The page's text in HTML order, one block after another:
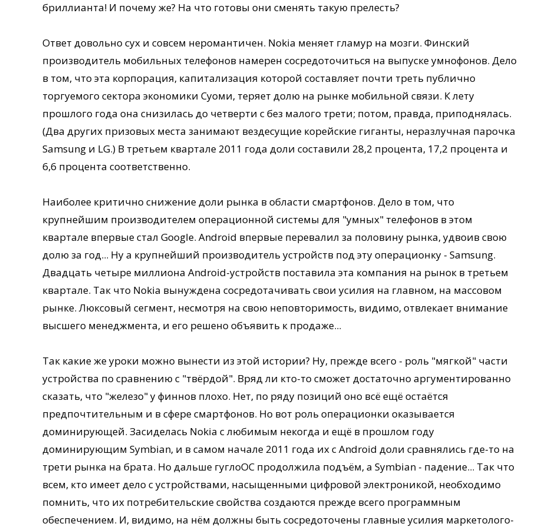
бриллианта! И почему же? На что готовы они сменять такую прелесть?
Ответ довольно сух и совсем неромантичен. Nokia меняет гламур на мозги. Финский
производитель мобильных телефонов намерен сосредоточиться на выпуске умнофонов. Дело
в том, что эта корпорация, капитализация которой составляет почти треть публично
торгуемого сектора экономики Суоми, теряет долю на рынке мобильной связи. К лету
прошлого года она снизилась до четверти с без малого трети; потом, правда, приподнялась.
(Два других призовых места занимают вездесущие корейские гиганты, неразлучная парочка
Samsung и LG.) В третьем квартале 2011 года доли составили 28,2 процента, 17,2 процента и
6,6 процента соответственно.
Наиболее критично снижение доли рынка в области смартфонов. Дело в том, что
крупнейшим производителем операционной системы для "умных" телефонов в этом
квартале впервые стал Google. Android впервые перевалил за половину рынка, удвоив свою
долю за год... Ну а крупнейший производитель устройств под эту операционку - Samsung.
Двадцать четыре миллиона Android-устройств поставила эта компания на рынок в третьем
квартале. Так что Nokia вынуждена сосредотачивать свои усилия на главном, на массовом
рынке. Люксовый сегмент, несмотря на свою неповторимость, видимо, отвлекает внимание
высшего менеджмента, и его решено объявить к продаже...
Так какие же уроки можно вынести из этой истории? Ну, прежде всего - роль "мягкой" части
устройства по сравнению с "твёрдой". Вряд ли кто-то сможет достаточно аргументированно
сказать, что "железо" у финнов плохо. Нет, по ряду позиций оно всё ещё остаётся
предпочтительным и в сфере смартфонов. Но вот роль операционки оказывается
доминирующей. Засиделась Nokia c любимым некогда и ещё в прошлом году
доминирующим Symbian, и в самом начале 2011 года их с Android доли сравнялись где-то на
трети рынка на брата. Но дальше гуглоОС продолжила подъём, а Symbian - падение... Так что
всем, кто имеет дело с устройствами, насыщенными цифровой электроникой, необходимо
помнить, что их потребительские свойства создаются прежде всего программным
обеспечением. И, видимо, на нём должны быть сосредоточены главные усилия маркетолого-